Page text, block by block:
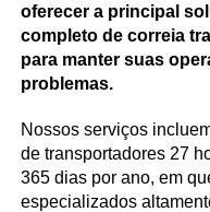
oferecer a principal
completo de correia
para manter suas
problemas.
Nossos serviços
de transportadores 27
365 dias por ano, em
especializados